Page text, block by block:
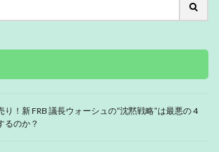
！新 FRB 議長ウォーシュの“沈黙戦略”は最悪の 4
るのか？